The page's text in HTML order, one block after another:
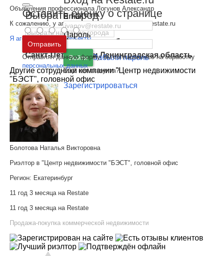
Выбрать город
Москва и
Московская область
Санкт-Петербург иЛенинградская область
Email
Пароль
Войти Забыли пароль
Ещё нет аккаунта?
Зарегистрироваться
Объявления профессионала Логунов Александр
К сожалению, у агента нет объектов на сайте Restate.ru
Я агент - Добавить объекты
Другие сотрудники компании "Центр недвижимости
"БЭСТ", головной офис
Болотова Наталья Викторовна
Риэлтор в "Центр недвижимости "БЭСТ", головной офис
Регион: Екатеринбург
11 год 3 месяца на Restate
11 год 3 месяца на Restate
Продажа-покупка коммерческой недвижимости
Оставить оценку о странице
Отправить
Отправляя данную форму, вы соглашаетесь на обработку
персональных данных